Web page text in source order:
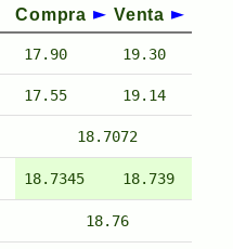
Compra Venta
17.90 19.30
17.55 19.14
18.7072
18.7345 18.739
18.76